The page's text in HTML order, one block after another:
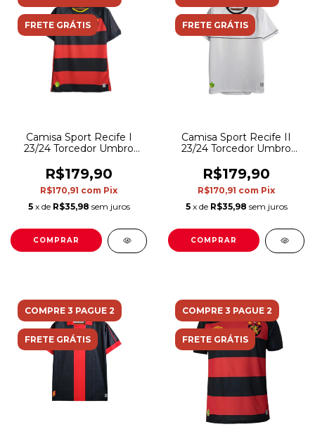
FRETE GRÁTIS
Camisa Sport Recife I
23/24 Torcedor Umbro
Preto
R$179,90
R$170,91 com Pix
5 x de R$35,98 sem juros
COMPRAR
FRETE GRÁTIS
Camisa Sport Recife II
23/24 Torcedor Umbro
R$179,90
R$170,91 com Pix
5 x de R$35,98 sem juros
COMPRAR
COMPRE 3 PAGUE 2
FRETE GRÁTIS
COMPRE 3 PAGUE 2
FRETE GRÁTIS